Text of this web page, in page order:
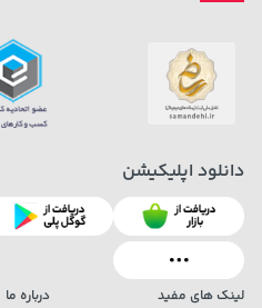
238,000 تومان
289,900
خرید
لینک های مفید
درباره ما
دانلود اپلیکیشن